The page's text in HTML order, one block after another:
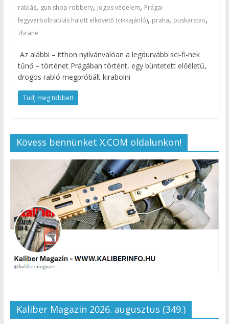
rablás, gun shop robbery, jogos védelem, Prágai
fegyverboltrablás halott elkövető (cikkajánló), praha, puskarstvo,
zbrane
Az alábbi – itthon nyilvánvalóan a legdurvább sci-fi-nek
tűnő – történet Prágában történt, egy büntetett előéletű,
drogos rabló megpróbált kirabolni
Tudj meg többet!
Kövess bennünket X.COM oldalunkon!
Kaliber Magazin 2026. augusztus (349.)